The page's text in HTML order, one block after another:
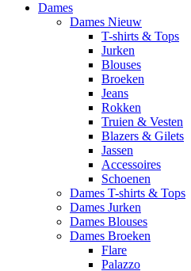
Dames
Dames Nieuw
T-shirts & Tops
Jurken
Blouses
Broeken
Jeans
Rokken
Truien & Vesten
Blazers & Gilets
Jassen
Accessoires
Schoenen
Dames T-shirts & Tops
Dames Jurken
Dames Blouses
Dames Broeken
Flare
Palazzo